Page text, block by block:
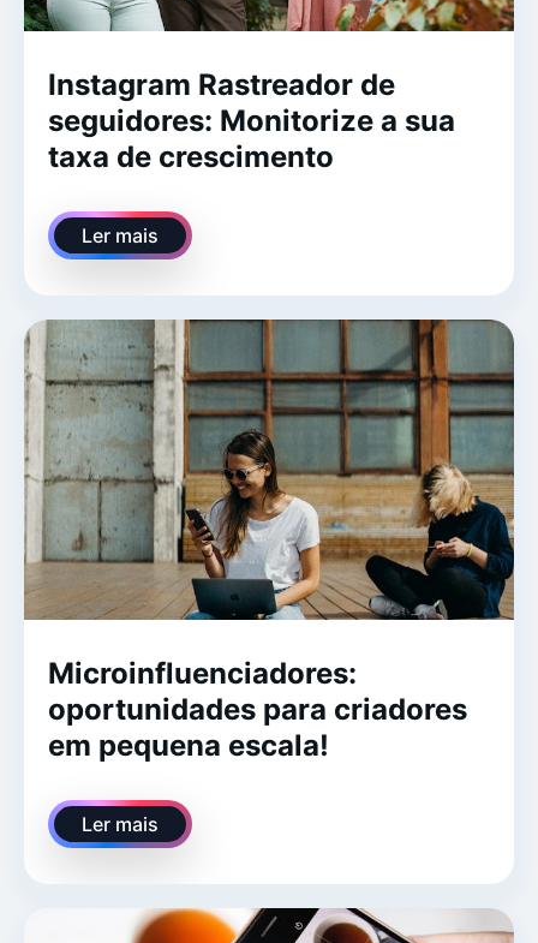
Instagram Rastreador de
seguidores: Monitorize a sua
taxa de crescimento
Ler mais
Microinfluenciadores:
oportunidades para criadores
em pequena escala!
Ler mais